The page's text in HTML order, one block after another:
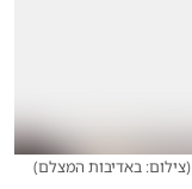
(צילום: באדיבות המצלם)